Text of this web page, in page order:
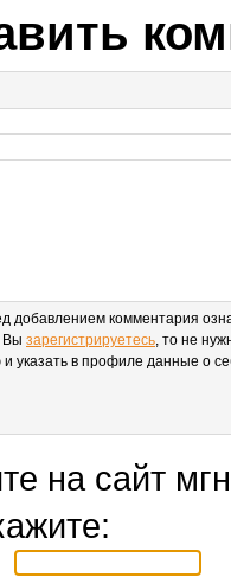
добавлением комментария
Вы зарегистрируетесь, то не
указать в профиле данные о
на сайт